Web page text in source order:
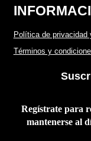
Política de privacidad
Términos y
Regístrate para
mantenerse al